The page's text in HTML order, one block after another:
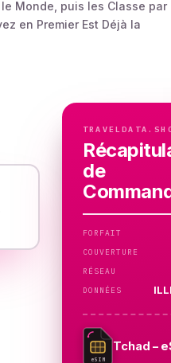
Monde, puis les Classe par
en Premier Est Déjà la
de
FORFAIT
COUVERTURE
RÉSEAU
DONNÉES
eSIM
Tchad –